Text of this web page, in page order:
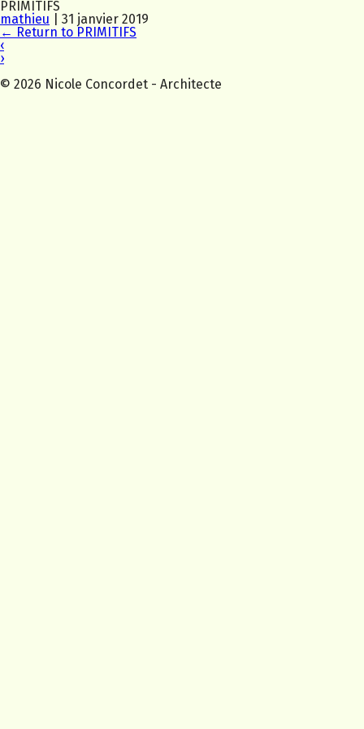
PRIMITIFS
mathieu
31 janvier 2019
← Return to PRIMITIFS
‹
›
© 2026 Nicole Concordet - Architecte